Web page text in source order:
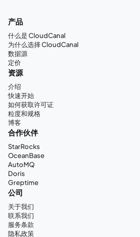
产品
什么是 CloudCanal
为什么选择 CloudCanal
数据源
定价
资源
介绍
快速开始
如何获取许可证
粒度和规格
博客
合作伙伴
StarRocks
OceanBase
AutoMQ
Doris
Greptime
公司
关于我们
联系我们
服务条款
隐私政策